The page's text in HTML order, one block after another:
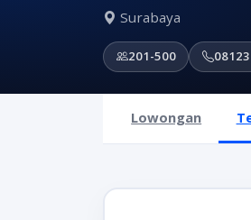
Surabaya
201-500
Lowongan